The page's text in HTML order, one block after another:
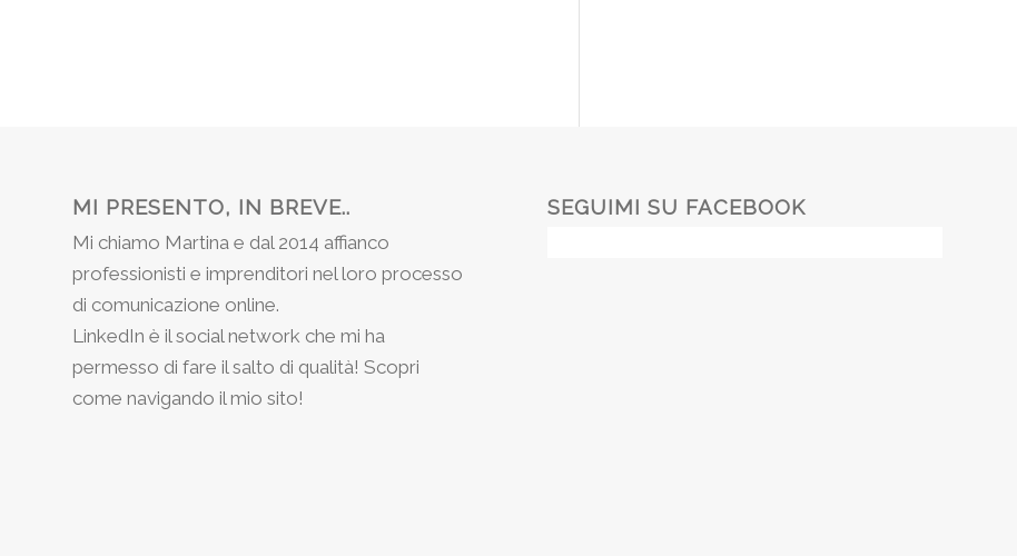
MI PRESENTO, IN BREVE..
Mi chiamo Martina e dal 2014 affianco
professionisti e imprenditori nel loro processo
di comunicazione online.
LinkedIn è il social network che mi ha
permesso di fare il salto di qualità! Scopri
come navigando il mio sito!
SEGUIMI SU FACEBOOK